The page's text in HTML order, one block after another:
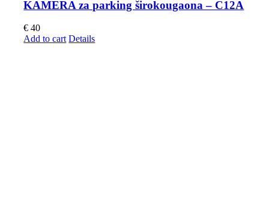
KAMERA za parking širokougaona – C12A
€ 40
Add to cart Details